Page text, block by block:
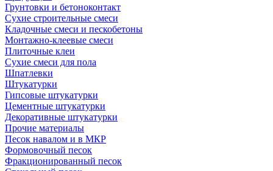
Грунтовки и бетоноконтакт
Сухие строительные смеси
Кладочные смеси и пескобетоны
Монтажно-клеевые смеси
Плиточные клеи
Сухие смеси для пола
Шпатлевки
Штукатурки
Гипсовые штукатурки
Цементные штукатурки
Декоративные штукатурки
Прочие материалы
Песок навалом и в МКР
Формовочный песок
Фракционированный песок